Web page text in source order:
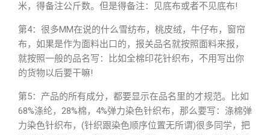
米，得备注公斤数。但是得备注：见底布或者不见底布!
第4：很多MM在说的什么雪纺布，桃皮绒，牛仔布，窗帘
布，如果是作为面料出口的，报关品名就按照面料来报，
就按照一般的品名写：比如全棉印花针织布，不用写出你
的货物以后要干嘛!
第5：产品的所有成分，都要显示在品名里的才规范。比如
68%涤纶，28%棉，4%弹力染色针织布，那么要写：涤棉弹
力染色针织布，(针织跟染色顺序位置无所谓)很多同学，把